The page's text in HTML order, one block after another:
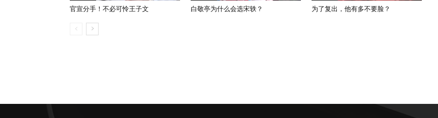
官宣分手！不必可怜王子文 白敬亭为什么会选宋轶？ 为了复出，他有多不要脸？